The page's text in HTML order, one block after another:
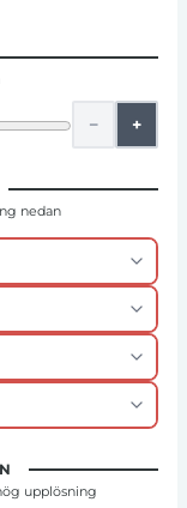
− +
nedan
upplösning